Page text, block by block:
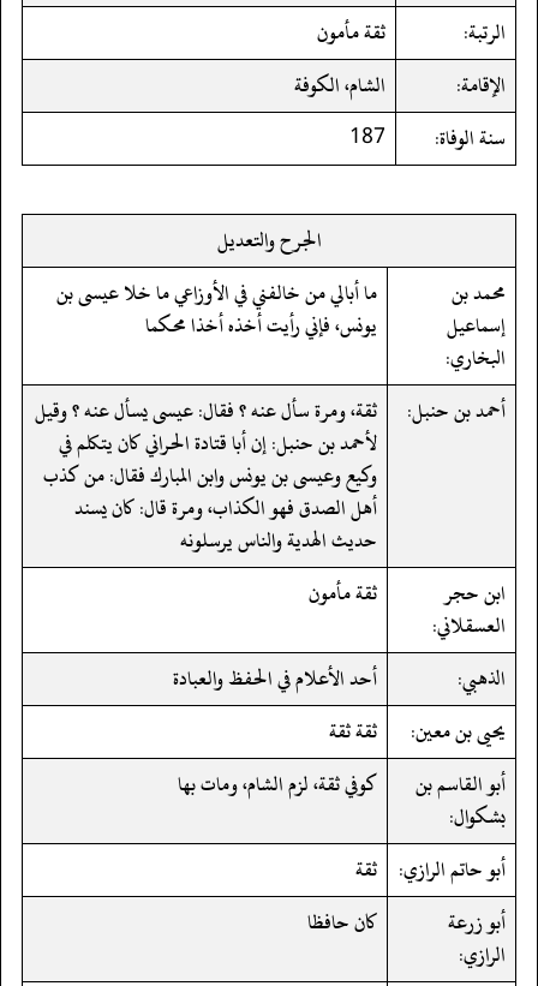
الرتبة:
ثقة مأمون
الإقامة:
الشام، الكوفة
سنة الوفاة:
187
الجرح والتعديل
محمد بن
إسماعيل
البخاري:
ما أبالي من خالفني في الأوزاعي ما خلا عيسى بن
يونس، فإني رأيت أخذه أخذا محكما
أحمد بن حنبل:
ثقة، ومرة سأل عنه ؟ فقال: عيسى يسأل عنه ؟ وقيل
لأحمد بن حنبل: إن أبا قتادة الحراني كان يتكلم في
وكيع وعيسى بن يونس وابن المبارك فقال: من كذب
أهل الصدق فهو الكذاب، ومرة قال: كان يسند
حديث الهدية والناس يرسلونه
ابن حجر
العسقلاني:
ثقة مأمون
الذهبي:
أحد الأعلام في الحفظ والعبادة
يحيى بن معين:
ثقة ثقة
أبو القاسم بن
بشكوال:
كوفي ثقة، لزم الشام، ومات بها
أبو حاتم الرازي: ثقة
أبو زرعة
الرازي:
كان حافظا